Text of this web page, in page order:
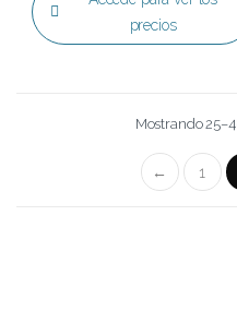
precios
Mostrando
← 1